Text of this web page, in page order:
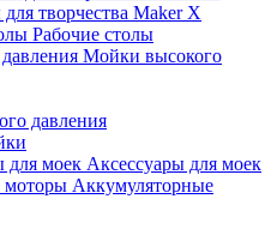
творчества Maker X
Рабочие столы
Мойки высокого
давления
Аксессуары для моек
Аккумуляторные